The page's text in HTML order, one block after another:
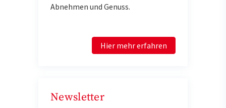
Abnehmen und Genuss.
Hier mehr erfahren
Newsletter